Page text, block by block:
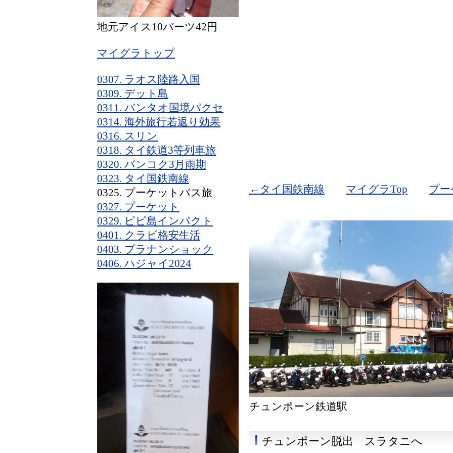
←タイ国鉄南線 マイグラTop プ
チュンポーン鉄道駅
チュンポーン脱出 スラタニへ
地元アイス10バーツ42円
マイグラトップ
0307. ラオス陸路入国
0309. デット島
0311. バンタオ国境パクセ
0314. 海外旅行若返り効果
0316. スリン
0318. タイ鉄道3等列車旅
0320. バンコク3月雨期
0323. タイ国鉄南線
0325. プーケットバス旅
0327. プーケット
0329. ピピ島インパクト
0401. クラビ格安生活
0403. プラナンショック
0406. ハジャイ2024